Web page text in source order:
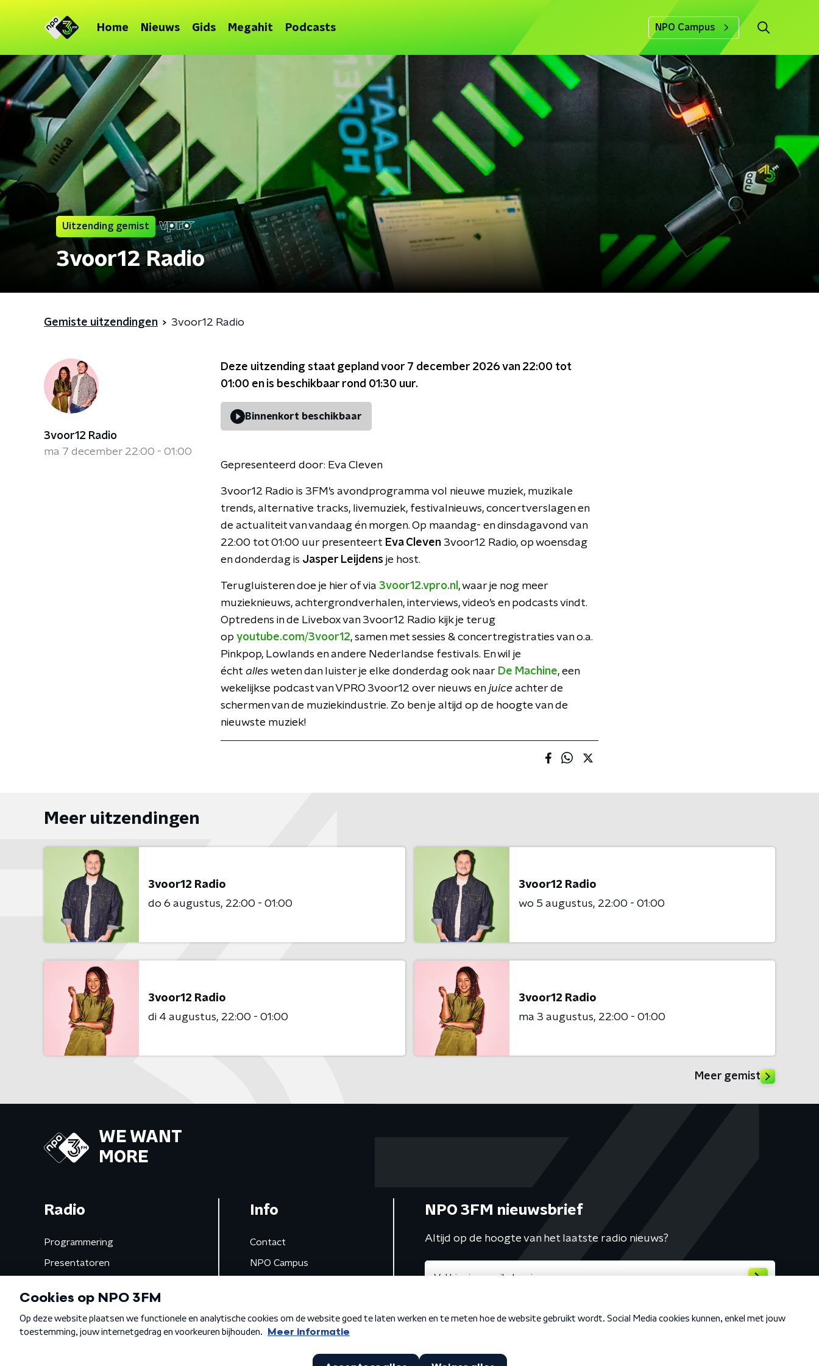
Home Nieuws Gids Megahit Podcasts NPO Campus
Uitzending gemist
3voor12 Radio
Gemiste uitzendingen 3voor12 Radio
3voor12 Radio
ma 7 december 22:00 - 01:00
Deze uitzending staat gepland voor 7 december 2026 van 22:00 tot
01:00 en is beschikbaar rond 01:30 uur.
Binnenkort beschikbaar
Gepresenteerd door: Eva Cleven
3voor12 Radio is 3FM’s avondprogramma vol nieuwe muziek, muzikale
trends, alternative tracks, livemuziek, festivalnieuws, concertverslagen en
de actualiteit van vandaag én morgen. Op maandag- en dinsdagavond van
22:00 tot 01:00 uur presenteert Eva Cleven 3voor12 Radio, op woensdag
en donderdag is Jasper Leijdens je host.
Terugluisteren doe je hier of via 3voor12.vpro.nl , waar je nog meer
muzieknieuws, achtergrondverhalen, interviews, video’s en podcasts vindt.
Optredens in de Livebox van 3voor12 Radio kijk je terug
op youtube.com/3voor12, samen met sessies & concertregistraties van o.a.
Pinkpop, Lowlands en andere Nederlandse festivals. En wil je
écht alles weten dan luister je elke donderdag ook naar De Machine, een
wekelijkse podcast van VPRO 3voor12 over nieuws en juice achter de
schermen van de muziekindustrie. Zo ben je altijd op de hoogte van de
nieuwste muziek!
Meer uitzendingen
3voor12 Radio
do 6 augustus 22:00 - 01:00
3voor12 Radio
wo 5 augustus 22:00 - 01:00
3voor12 Radio
di 4 augustus 22:00 - 01:00
3voor12 Radio
ma 3 augustus 22:00 - 01:00
Meer gemist
WE WANT
MORE
Radio
Programmering
Presentatoren
Gemist
Info
Contact
NPO Campus
NPO 3FM nieuwsbrief
Altijd op de hoogte van het laatste radio nieuws?
Algemene voorwaarden Privacybeleid